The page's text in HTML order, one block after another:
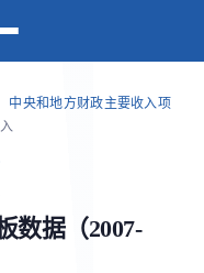
中央和地方财政主要收入项
数据（2007-